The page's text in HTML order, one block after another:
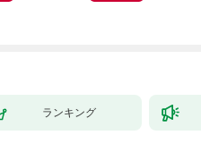
ランキング